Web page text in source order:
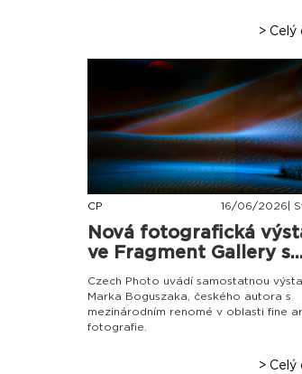
> Celý
CP 16/06/2026|
Nová fotografická
ve Fragment Gallery
Czech Photo uvádí samostatnou
Marka Boguszaka, českého autora s
mezinárodním renomé v oblasti fine
fotografie.
> Celý